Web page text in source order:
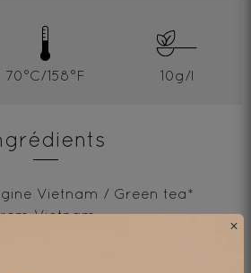
70°C/158°F 10g/l
Vietnam / Green tea*
Vietnam
×